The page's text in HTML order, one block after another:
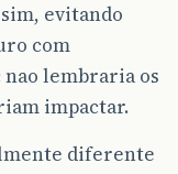
evitando
com
nao lembraria os
impactar.
diferente